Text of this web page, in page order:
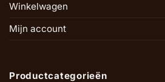
Winkelwagen
Mijn account
Productcategorieën